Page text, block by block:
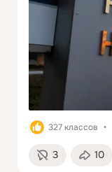
327 классов
3 10